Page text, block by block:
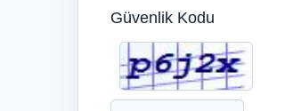
Güvenlik Kodu